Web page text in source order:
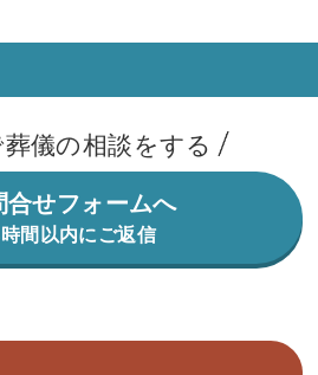
葬儀の相談をする
合せフォームへ
間以内にご返信